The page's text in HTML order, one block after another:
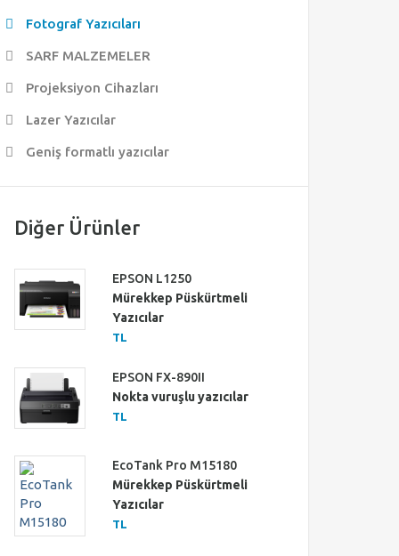
Fotograf Yazıcıları
SARF MALZEMELER
Projeksiyon Cihazları
Lazer Yazıcılar
Geniş formatlı yazıcılar
Diğer Ürünler
EPSON L1250
Mürekkep Püskürtmeli
Yazıcılar
TL
EPSON FX-890II
Nokta vuruşlu yazıcılar
TL
EcoTank Pro M15180
Mürekkep Püskürtmeli
Yazıcılar
TL